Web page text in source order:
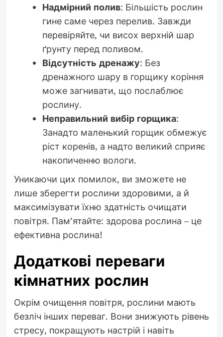
Надмірний полив: Більшість рослин
гине саме через перелив. Завжди
перевіряйте, чи висох верхній шар
ґрунту перед поливом.
Відсутність дренажу: Без
дренажного шару в горщику коріння
може загнивати, що послаблює
рослину.
Неправильний вибір горщика:
Занадто маленький горщик обмежує
ріст коренів, а надто великий сприяє
накопиченню вологи.
Уникаючи цих помилок, ви зможете не
лише зберегти рослини здоровими, а й
максимізувати їхню здатність очищати
повітря. Пам’ятайте: здорова рослина – це
ефективна рослина!
Додаткові переваги
кімнатних рослин
Окрім очищення повітря, рослини мають
безліч інших переваг. Вони знижують рівень
стресу, покращують настрій і навіть